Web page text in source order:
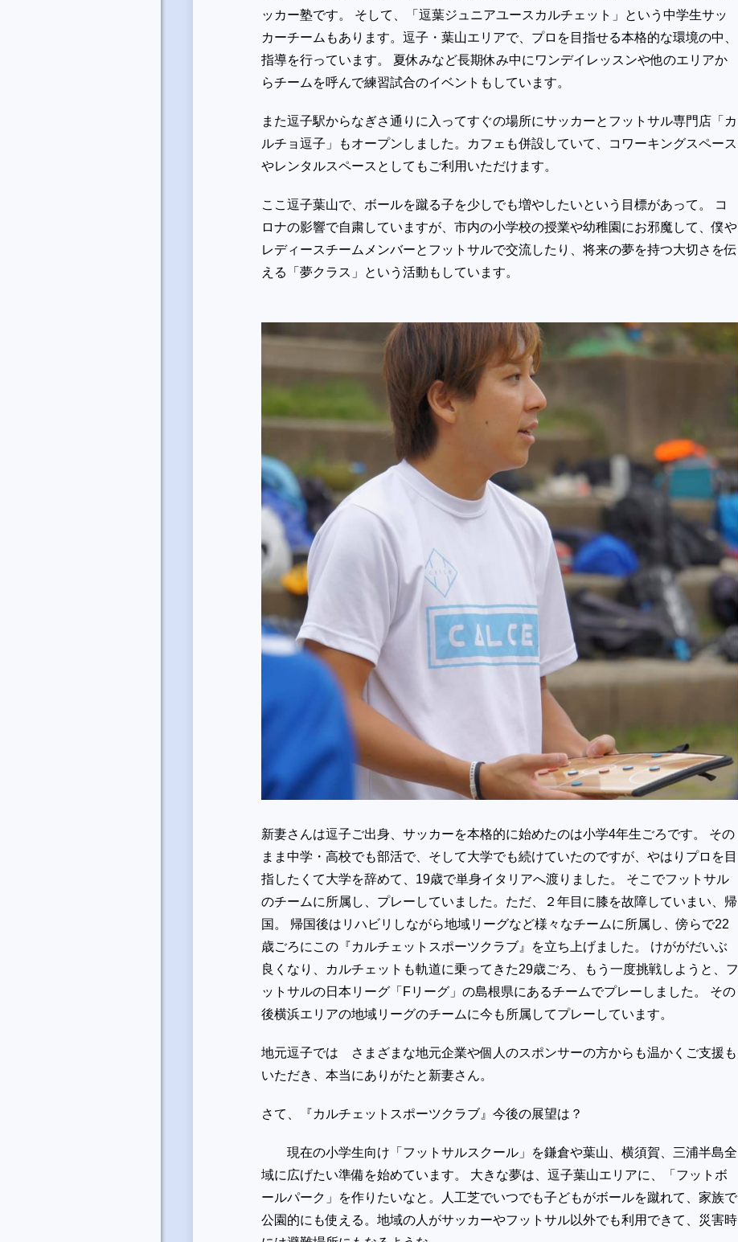
ッカー塾です。 そして、「逗葉ジュニアユースカルチェット」という中学生サッ
カーチームもあります。逗子・葉山エリアで、プロを目指せる本格的な環境の中、
指導を行っています。 夏休みなど長期休み中にワンデイレッスンや他のエリアか
らチームを呼んで練習試合のイベントもしています。
また逗子駅からなぎさ通りに入ってすぐの場所にサッカーとフットサル専門店「カ
ルチョ逗子」もオープンしました。カフェも併設していて、コワーキングスペース
やレンタルスペースとしてもご利用いただけます。
ここ逗子葉山で、ボールを蹴る子を少しでも増やしたいという目標があって。 コ
ロナの影響で自粛していますが、市内の小学校の授業や幼稚園にお邪魔して、僕や
レディースチームメンバーとフットサルで交流したり、将来の夢を持つ大切さを伝
える「夢クラス」という活動もしています。
新妻さんは逗子ご出身、サッカーを本格的に始めたのは小学4年生ごろです。 その
まま中学・高校でも部活で、そして大学でも続けていたのですが、やはりプロを目
指したくて大学を辞めて、19歳で単身イタリアへ渡りました。 そこでフットサル
のチームに所属し、プレーしていました。ただ、２年目に膝を故障していまい、帰
国。 帰国後はリハビリしながら地域リーグなど様々なチームに所属し、傍らで22
歳ごろにこの『カルチェットスポーツクラブ』を立ち上げました。 けががだいぶ
良くなり、カルチェットも軌道に乗ってきた29歳ごろ、もう一度挑戦しようと、フ
ットサルの日本リーグ「Fリーグ」の島根県にあるチームでプレーしました。 その
後横浜エリアの地域リーグのチームに今も所属してプレーしています。
地元逗子では さまざまな地元企業や個人のスポンサーの方からも温かくご支援も
いただき、本当にありがたと新妻さん。
さて、『カルチェットスポーツクラブ』今後の展望は？
現在の小学生向け「フットサルスクール」を鎌倉や葉山、横須賀、三浦半島全
域に広げたい準備を始めています。 大きな夢は、逗子葉山エリアに、「フットボ
ールパーク」を作りたいなと。人工芝でいつでも子どもがボールを蹴れて、家族で
公園的にも使える。地域の人がサッカーやフットサル以外でも利用できて、災害時